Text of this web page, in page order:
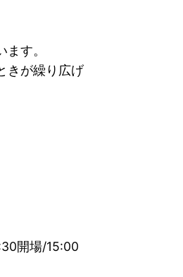
す。
きが繰り広げ
場/15:00